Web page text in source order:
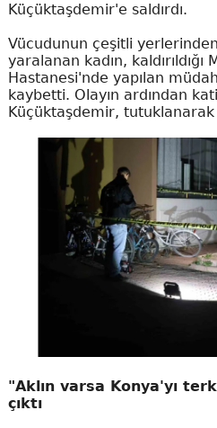
Küçüktaşdemir'e saldırdı.
Vücudunun çeşitli
yaralanan kadın,
Hastanesi'nde yapılan
kaybetti. Olayın ardından
Küçüktaşdemir,
"Aklın varsa Konya'yı
çıktı